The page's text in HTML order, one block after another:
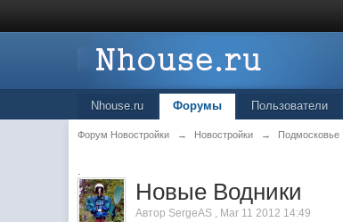
Nhouse.ru Форумы Пользователи
Форум Новостройки → Новостройки → Подмосковье
.
Новые Водники
Автор SergeAS , Mar 11 2012 14:49